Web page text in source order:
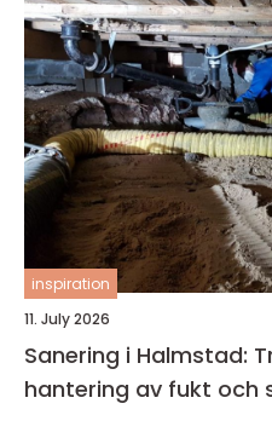
inspiration
11. July 2026
Sanering i Halmstad:
hantering av fukt och